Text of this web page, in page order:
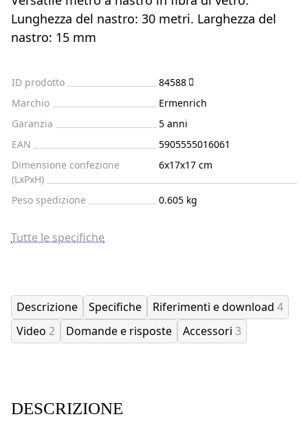
Lunghezza del nastro: 30 metri. Larghezza del
nastro: 15 mm
ID prodotto
84588
Marchio
Ermenrich
Garanzia
5 anni
EAN
5905555016061
Dimensione confezione
(LxPxH)
6x17x17 cm
Peso spedizione 0.605 kg
Tutte le specifiche
Descrizione Specifiche Riferimenti e download 4
Video 2 Domande e risposte Accessori 3
DESCRIZIONE